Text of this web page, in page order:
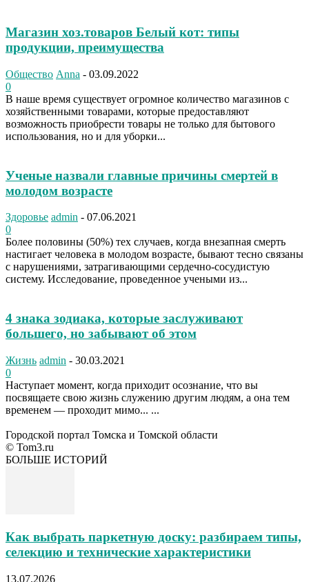
Магазин хоз.товаров Белый кот: типы
продукции, преимущества
Общество Anna - 03.09.2022
0
В наше время существует огромное количество магазинов с
хозяйственными товарами, которые предоставляют
возможность приобрести товары не только для бытового
использования, но и для уборки...
Ученые назвали главные причины смертей в
молодом возрасте
Здоровье admin - 07.06.2021
0
Более половины (50%) тех случаев, когда внезапная смерть
настигает человека в молодом возрасте, бывают тесно связаны
с нарушениями, затрагивающими сердечно-сосудистую
систему. Исследование, проведенное учеными из...
4 знака зодиака, которые заслуживают
большего, но забывают об этом
Жизнь admin - 30.03.2021
0
Наступает момент, когда приходит осознание, что вы
посвящаете свою жизнь служению другим людям, а она тем
временем — проходит мимо... ...
Городской портал Томска и Томской области
© Tom3.ru
БОЛЬШЕ ИСТОРИЙ
Как выбрать паркетную доску: разбираем типы,
селекцию и технические характеристики
13.07.2026